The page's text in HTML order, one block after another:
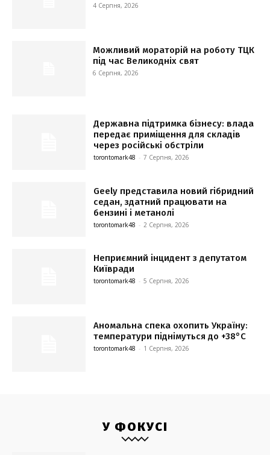
4 Серпня, 2026
Можливий мораторій на роботу ТЦК
під час Великодніх свят
6 Серпня, 2026
Державна підтримка бізнесу: влада
передає приміщення для складів
через російські обстріли
torontomark48 - 7 Серпня, 2026
Geely представила новий гібридний
седан, здатний працювати на
бензині і метанолі
torontomark48 - 2 Серпня, 2026
Неприємний інцидент з депутатом
Київради
torontomark48 - 5 Серпня, 2026
Аномальна спека охопить Україну:
температури піднімуться до +38°C
torontomark48 - 1 Серпня, 2026
У ФОКУСІ